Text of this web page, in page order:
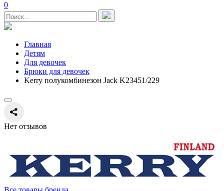
0
Главная
Детям
Для девочек
Брюки для девочек
Kerry полукомбинезон Jack K23451/229
Нет отзывов